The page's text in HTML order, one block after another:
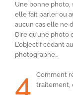
Une bonne photo,
elle fait parler ou
aucun cas elle ne
Dire qu’une photo
L’objectif cédant
photographe…
4
Comment
traitement,